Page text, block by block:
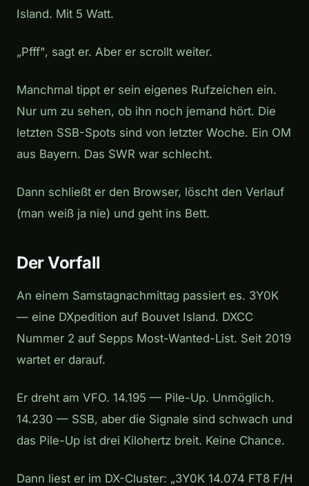
Island. Mit 5 Watt.
„Pfff", sagt er. Aber er scrollt weiter.
Manchmal tippt er sein eigenes Rufzeichen ein.
Nur um zu sehen, ob ihn noch jemand hört. Die
letzten SSB-Spots sind von letzter Woche. Ein OM
aus Bayern. Das SWR war schlecht.
Dann schließt er den Browser, löscht den Verlauf
(man weiß ja nie) und geht ins Bett.
Der Vorfall
An einem Samstagnachmittag passiert es. 3Y0K
— eine DXpedition auf Bouvet Island. DXCC
Nummer 2 auf Sepps Most-Wanted-List. Seit 2019
wartet er darauf.
Er dreht am VFO. 14.195 — Pile-Up. Unmöglich.
14.230 — SSB, aber die Signale sind schwach und
das Pile-Up ist drei Kilohertz breit. Keine Chance.
Dann liest er im DX-Cluster: „3Y0K 14.074 FT8 F/H